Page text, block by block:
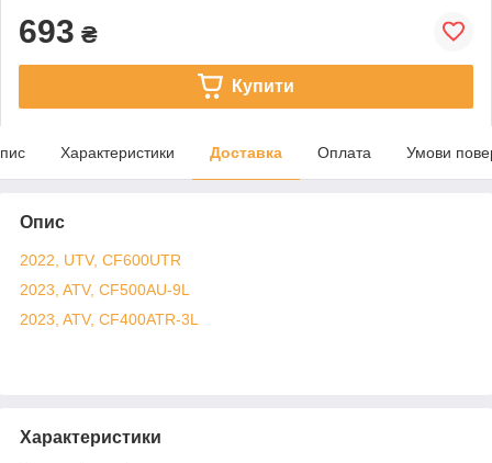
693 ₴
Купити
Характеристики Доставка Оплата Умови
Опис
2022, UTV, CF600UTR
2023, ATV, CF500AU-9L
2023, ATV, CF400ATR-3L
Характеристики